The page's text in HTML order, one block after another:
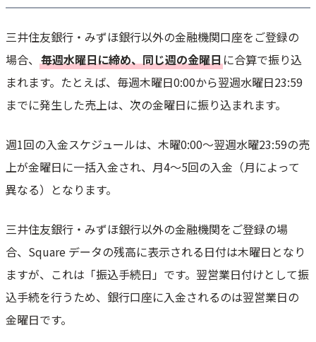
三井住友銀行・みずほ銀行以外の金融機関口座をご登録の
場合、 毎週水曜日に締め、同じ週の金曜日に合算で振り込
まれます。たとえば、毎週木曜日0:00から翌週水曜日23:59
までに発生した売上は、次の金曜日に振り込まれます。
週1回の入金スケジュールは、木曜0:00～翌週水曜23:59の売
上が金曜日に一括入金され、月4～5回の入金（月によって
異なる）となります。
三井住友銀行・みずほ銀行以外の金融機関をご登録の場
合、Square データの残高に表示される日付は木曜日となり
ますが、これは「振込手続日」です。翌営業日付けとして振
込手続を行うため、銀行口座に入金されるのは翌営業日の
金曜日です。